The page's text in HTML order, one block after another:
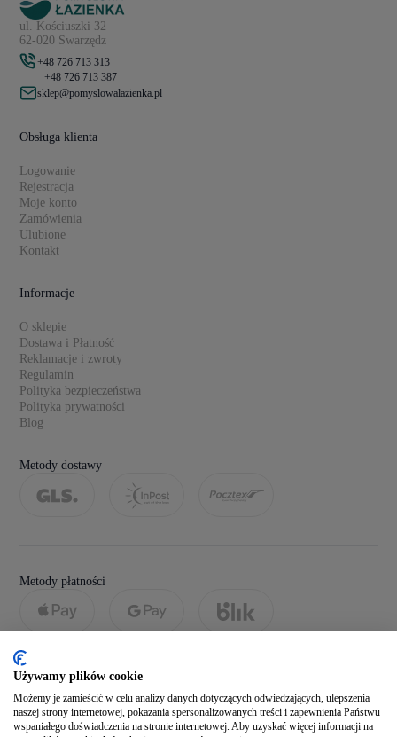
ul. Kościuszki 32
62-020 Swarzędz
+48 726 713 313
+48 726 713 387
sklep@pomyslowalazienka.pl
Obsługa klienta
Logowanie
Rejestracja
Moje konto
Zamówienia
Ulubione
Kontakt
Informacje
O sklepie
Dostawa i Płatność
Reklamacje i zwroty
Regulamin
Polityka bezpieczeństwa
Polityka prywatności
Blog
Metody dostawy
Metody płatności
Używamy plików cookie
Możemy je zamieścić w celu analizy danych dotyczących odwiedzających, ulepszenia
naszej strony internetowej, pokazania spersonalizowanych treści i zapewnienia Państwu
wspaniałego doświadczenia na stronie internetowej. Aby uzyskać więcej informacji na